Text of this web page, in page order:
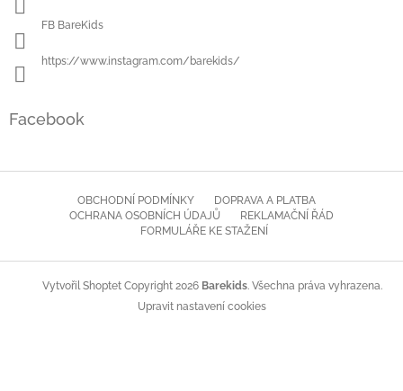
FB BareKids
https://www.instagram.com/barekids/
Facebook
OBCHODNÍ PODMÍNKY
DOPRAVA A PLATBA
OCHRANA OSOBNÍCH ÚDAJŮ
REKLAMAČNÍ ŘÁD
FORMULÁŘE KE STAŽENÍ
Vytvořil Shoptet Copyright 2026 Barekids. Všechna práva vyhrazena.
Upravit nastavení cookies